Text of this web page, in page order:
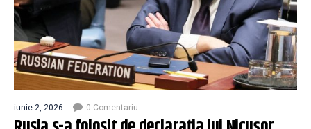
iunie 2, 2026 0 Comentariu